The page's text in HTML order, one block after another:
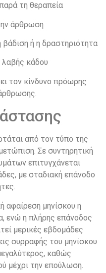
τη θεραπεία
άρθρωση
βάδιση ή η δραστηριότητα
λαβής κάδου
τον κίνδυνο πρόωρης
από τον τύπο της
Σε συντηρητική
επιτυγχάνεται
με σταδιακή επάνοδο
αφαίρεση μηνίσκου η
ενώ η πλήρης επάνοδος
μερικές εβδομάδες
συρραφής του μηνίσκου
καθώς
μέχρι την επούλωση.